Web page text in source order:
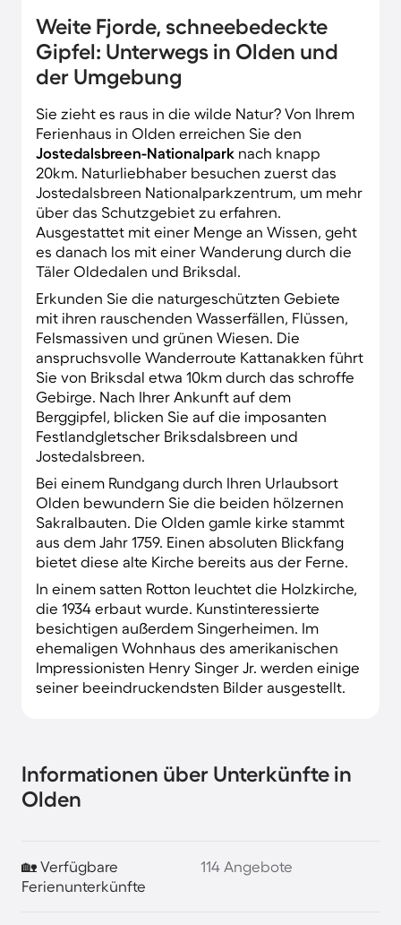
Weite Fjorde, schneebedeckte
Gipfel: Unterwegs in Olden und
der Umgebung
Sie zieht es raus in die wilde Natur? Von Ihrem
Ferienhaus in Olden erreichen Sie den
Jostedalsbreen-Nationalpark nach knapp
20km. Naturliebhaber besuchen zuerst das
Jostedalsbreen Nationalparkzentrum, um mehr
über das Schutzgebiet zu erfahren.
Ausgestattet mit einer Menge an Wissen, geht
es danach los mit einer Wanderung durch die
Täler Oldedalen und Briksdal.
Erkunden Sie die naturgeschützten Gebiete
mit ihren rauschenden Wasserfällen, Flüssen,
Felsmassiven und grünen Wiesen. Die
anspruchsvolle Wanderroute Kattanakken führt
Sie von Briksdal etwa 10km durch das schroffe
Gebirge. Nach Ihrer Ankunft auf dem
Berggipfel, blicken Sie auf die imposanten
Festlandgletscher Briksdalsbreen und
Jostedalsbreen.
Bei einem Rundgang durch Ihren Urlaubsort
Olden bewundern Sie die beiden hölzernen
Sakralbauten. Die Olden gamle kirke stammt
aus dem Jahr 1759. Einen absoluten Blickfang
bietet diese alte Kirche bereits aus der Ferne.
In einem satten Rotton leuchtet die Holzkirche,
die 1934 erbaut wurde. Kunstinteressierte
besichtigen außerdem Singerheimen. Im
ehemaligen Wohnhaus des amerikanischen
Impressionisten Henry Singer Jr. werden einige
seiner beeindruckendsten Bilder ausgestellt.
Informationen über Unterkünfte in
Olden
🏡 Verfügbare
Ferienunterkünfte
114 Angebote